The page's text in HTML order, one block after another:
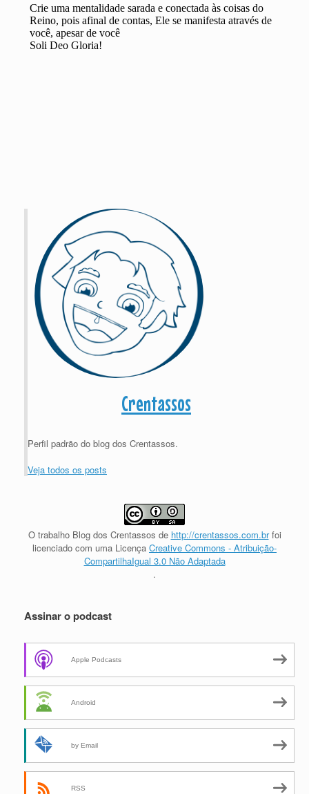
Crentassos
Perfil padrão do blog dos Crentassos.
Veja todos os posts
O trabalho Blog dos Crentassos de http://crentassos.com.brfoi
licenciado com uma Licença Creative Commons - Atribuição-
CompartilhaIgual 3.0 Não Adaptada
.
Assinar o podcast
Apple Podcasts
Android
by Email
RSS